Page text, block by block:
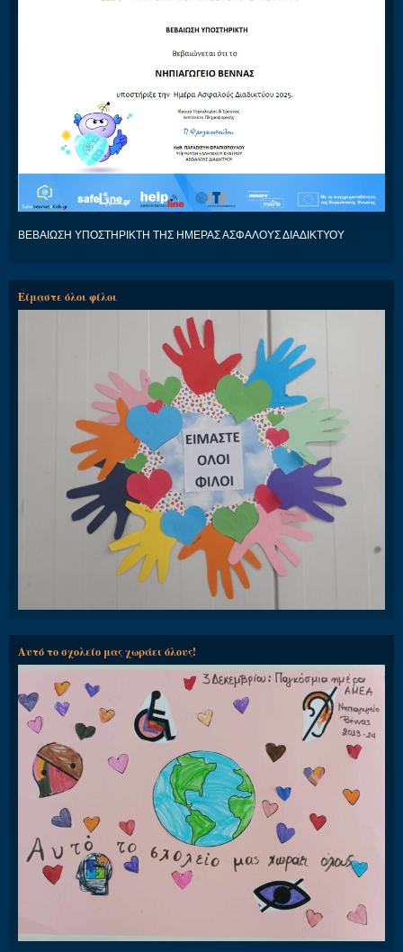
ΒΕΒΑΙΩΣΗ ΥΠΟΣΤΗΡΙΚΤΗ ΤΗΣ ΗΜΕΡΑΣ ΑΣΦΑΛΟΥΣ ΔΙΑΔΙΚΤΥΟΥ
Είμαστε όλοι φίλοι
Αυτό το σχολείο μας χωράει όλους!